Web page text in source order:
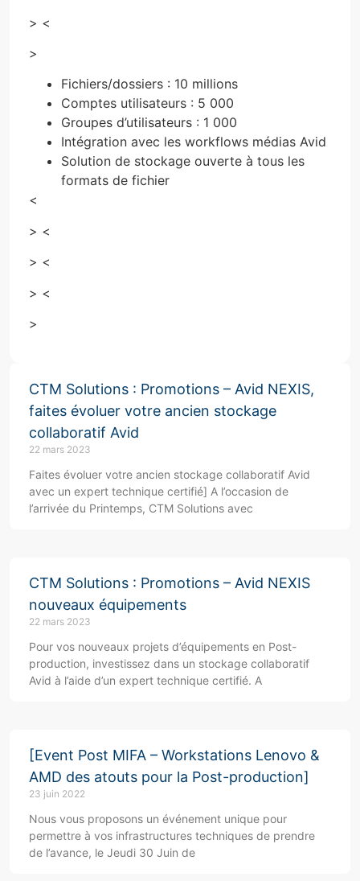
> <
>
Fichiers/dossiers : 10 millions
Comptes utilisateurs : 5 000
Groupes d’utilisateurs : 1 000
Intégration avec les workflows médias Avid
Solution de stockage ouverte à tous les
formats de fichier
<
> <
> <
> <
>
CTM Solutions : Promotions – Avid NEXIS,
faites évoluer votre ancien stockage
collaboratif Avid
22 mars 2023
Faites évoluer votre ancien stockage collaboratif Avid
avec un expert technique certifié] A l’occasion de
l’arrivée du Printemps, CTM Solutions avec
CTM Solutions : Promotions – Avid NEXIS
nouveaux équipements
22 mars 2023
Pour vos nouveaux projets d’équipements en Post-
production, investissez dans un stockage collaboratif
Avid à l’aide d’un expert technique certifié. A
[Event Post MIFA – Workstations Lenovo &
AMD des atouts pour la Post-production]
23 juin 2022
Nous vous proposons un événement unique pour
permettre à vos infrastructures techniques de prendre
de l’avance, le Jeudi 30 Juin de